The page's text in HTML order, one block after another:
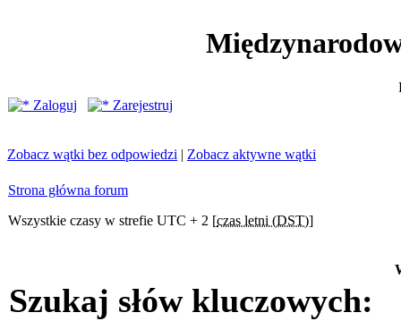
Zaloguj
Zarejestruj
Zobacz wątki bez odpowiedzi | Zobacz aktywne wątki
Strona główna forum
Wszystkie czasy w strefie UTC + 2 [czas letni (DST)]
Szukaj słów kluczowych: